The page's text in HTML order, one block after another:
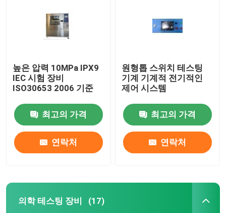
높은 압력 10MPa IPX9
IEC 시험 장비
ISO30653 2006 기준
최고의 가격
연락처
원형톱 스위치 테스팅
기계 기계적 전기적인
제어 시스템
최고의 가격
연락처
의학 테스팅 장비 (17)